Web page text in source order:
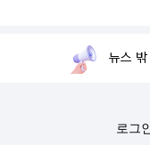
뉴스 밖
로그